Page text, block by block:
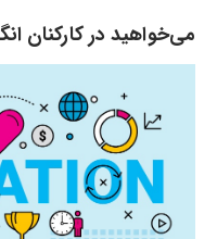
می‌خواهید در کارکنان